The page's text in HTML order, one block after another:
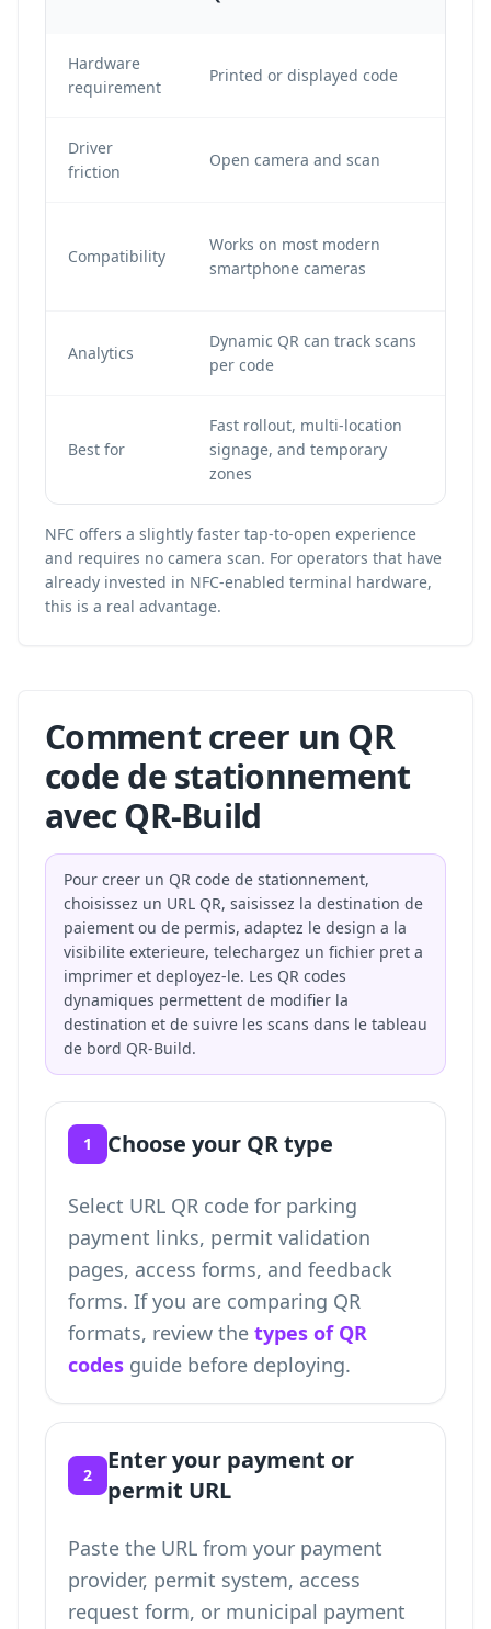
Hardware
requirement
Printed or displayed code
Driver
friction
Open camera and scan
Compatibility
Works on most modern
smartphone cameras
Analytics
Dynamic QR can track scans
per code
Best for
Fast rollout, multi-location
signage, and temporary
zones
NFC offers a slightly faster tap-to-open experience
and requires no camera scan. For operators that have
already invested in NFC-enabled terminal hardware,
this is a real advantage.
Comment creer un QR
code de stationnement
avec QR-Build
Pour creer un QR code de stationnement,
choisissez un URL QR, saisissez la destination de
paiement ou de permis, adaptez le design a la
visibilite exterieure, telechargez un fichier pret a
imprimer et deployez-le. Les QR codes
dynamiques permettent de modifier la
destination et de suivre les scans dans le tableau
de bord QR-Build.
1 Choose your QR type
Select URL QR code for parking
payment links, permit validation
pages, access forms, and feedback
forms. If you are comparing QR
formats, review the types of QR
codes guide before deploying.
2
Enter your payment or
permit URL
Paste the URL from your payment
provider, permit system, access
request form, or municipal payment